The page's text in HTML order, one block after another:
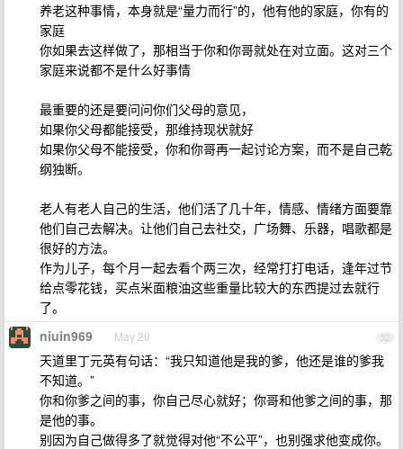
养老这种事情，本身就是“量力而行”的，他有他的家庭，你有的
家庭
你如果去这样做了，那相当于你和你哥就处在对立面。这对三个
家庭来说都不是什么好事情
最重要的还是要问问你们父母的意见，
如果你父母都能接受，那维持现状就好
如果你父母不能接受，你和你哥再一起讨论方案，而不是自己乾
纲独断。
老人有老人自己的生活，他们活了几十年，情感、情绪方面要靠
他们自己去解决。让他们自己去社交，广场舞、乐器，唱歌都是
很好的方法。
作为儿子，每个月一起去看个两三次，经常打打电话，逢年过节
给点零花钱，买点米面粮油这些重量比较大的东西提过去就行
了。
52
niuin969 May 20
天道里丁元英有句话：“我只知道他是我的爹，他还是谁的爹我
不知道。”
你和你爹之间的事，你自己尽心就好；你哥和他爹之间的事，那
是他的事。
别因为自己做得多了就觉得对他“不公平”，也别强求他变成你。